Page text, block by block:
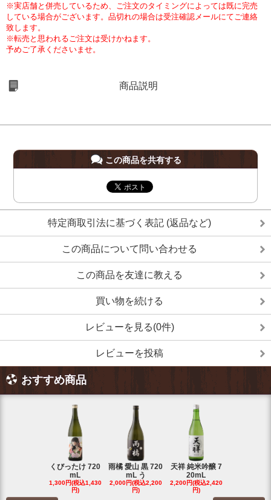
※実店舗と併売しているため、ご注文のタイミングによっては既に完売
している場合がございます。品切れの場合は受注確認メールにてご連絡
致します。
※転売と思われるご注文は受けかねます。
予めご了承くださいませ。
商品説明
この商品を共有する
特定商取引法に基づく表記 (返品など)
この商品について問い合わせる
この商品を友達に教える
買い物を続ける
レビューを見る(0件)
レビューを投稿
おすすめ商品
くびったけ 720
mL
1,300円(税込1,430
円)
雨橘 愛山 黒 720
mL う
2,000円(税込2,200
円)
天祥 純米吟醸 7
20mL
2,200円(税込2,420
円)